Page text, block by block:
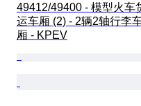
49412/49400 - 模型火车
运车厢 (2) - 2辆2轴行李
厢 - KPEV